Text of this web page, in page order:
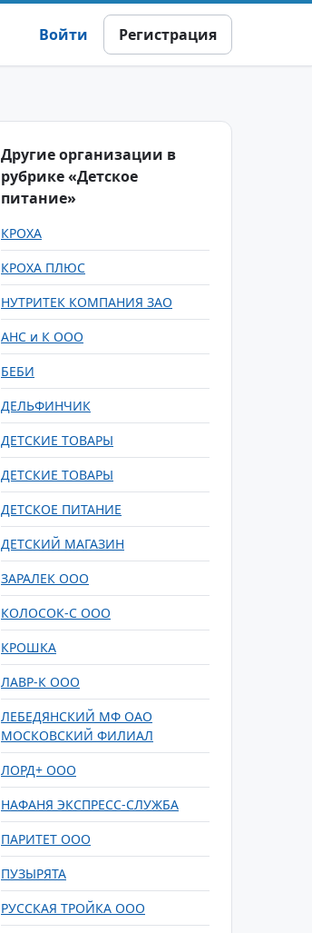
Войти Регистрация
Другие организации в
рубрике «Детское
питание»
КРОХА
КРОХА ПЛЮС
НУТРИТЕК КОМПАНИЯ ЗАО
АНС и К ООО
БЕБИ
ДЕЛЬФИНЧИК
ДЕТСКИЕ ТОВАРЫ
ДЕТСКИЕ ТОВАРЫ
ДЕТСКОЕ ПИТАНИЕ
ДЕТСКИЙ МАГАЗИН
ЗАРАЛЕК ООО
КОЛОСОК-С ООО
КРОШКА
ЛАВР-К ООО
ЛЕБЕДЯНСКИЙ МФ ОАО
МОСКОВСКИЙ ФИЛИАЛ
ЛОРД+ ООО
НАФАНЯ ЭКСПРЕСС-СЛУЖБА
ПАРИТЕТ ООО
ПУЗЫРЯТА
РУССКАЯ ТРОЙКА ООО